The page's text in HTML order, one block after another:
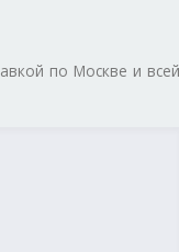
по Москве и всей